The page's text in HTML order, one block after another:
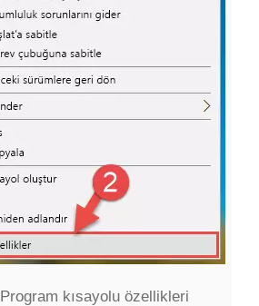
Program kısayolu özellikleri